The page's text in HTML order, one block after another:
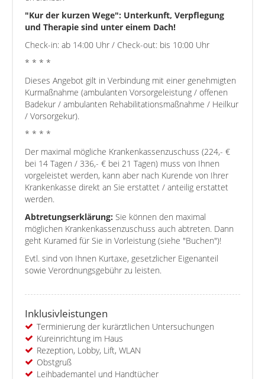
"Kur der kurzen Wege": Unterkunft, Verpflegung
und Therapie sind unter einem Dach!
Check-in: ab 14:00 Uhr / Check-out: bis 10:00 Uhr
* * * *
Dieses Angebot gilt in Verbindung mit einer genehmigten
Kurmaßnahme (ambulanten Vorsorgeleistung / offenen
Badekur / ambulanten Rehabilitationsmaßnahme / Heilkur
/ Vorsorgekur).
* * * *
Der maximal mögliche Krankenkassenzuschuss (224,- €
bei 14 Tagen / 336,- € bei 21 Tagen) muss von Ihnen
vorgeleistet werden, kann aber nach Kurende von Ihrer
Krankenkasse direkt an Sie erstattet / anteilig erstattet
werden.
Abtretungserklärung: Sie können den maximal
möglichen Krankenkassenzuschuss auch abtreten. Dann
geht Kuramed für Sie in Vorleistung (siehe "Buchen")!
Evtl. sind von Ihnen Kurtaxe, gesetzlicher Eigenanteil
sowie Verordnungsgebühr zu leisten.
Inklusivleistungen
Terminierung der kurärztlichen Untersuchungen
Kureinrichtung im Haus
Rezeption, Lobby, Lift, WLAN
Obstgruß
Leihbademantel und Handtücher